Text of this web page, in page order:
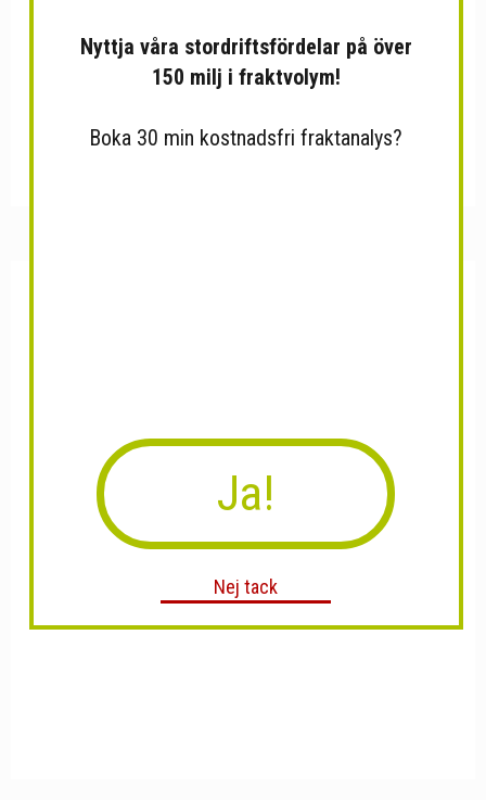
Nyttja våra stordriftsfördelar på över
150 milj i fraktvolym!
Boka 30 min kostnadsfri fraktanalys?
Ja!
Nej tack